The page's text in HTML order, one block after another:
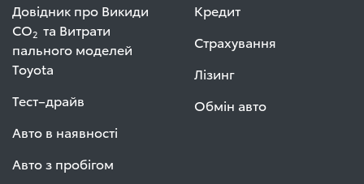
Довідник про Викиди
СО2 та Витрати
пального моделей
Toyota
Тест–драйв
Авто в наявності
Авто з пробігом
Кредит
Страхування
Лізинг
Обмін авто